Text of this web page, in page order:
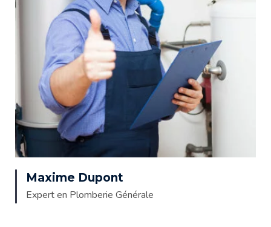
Maxime Dupont
Expert en Plomberie Générale